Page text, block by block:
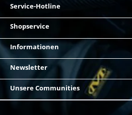
Service-Hotline
Shopservice
Informationen
Newsletter
Unsere Communities